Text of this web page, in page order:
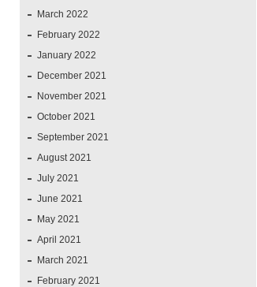
March 2022
February 2022
January 2022
December 2021
November 2021
October 2021
September 2021
August 2021
July 2021
June 2021
May 2021
April 2021
March 2021
February 2021